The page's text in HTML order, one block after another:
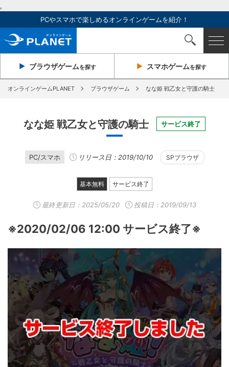
,
PCやスマホで楽しめるオンラインゲームを紹介！
ブラウザゲームを探す スマホゲームを探す
オンラインゲームPLANET ブラウザゲーム なな姫 戦乙女と守護の騎士
なな姫 戦乙女と守護の騎士 サービス終了
PC/スマホ リリース日：2019/10/10 SPブラウザ
基本無料 サービス終了
最終更新日： 2025/05/20 投稿日：2019/09/13
※2020/02/06 12:00 サービス終了※